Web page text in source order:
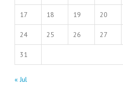
17 18 19 20
24 25 26 27
31
« Jul